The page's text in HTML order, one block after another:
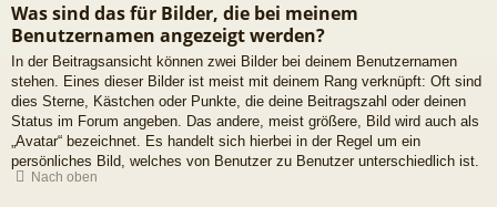
Was sind das für Bilder, die bei meinem
Benutzernamen angezeigt werden?
In der Beitragsansicht können zwei Bilder bei deinem Benutzernamen
stehen. Eines dieser Bilder ist meist mit deinem Rang verknüpft: Oft sind
dies Sterne, Kästchen oder Punkte, die deine Beitragszahl oder deinen
Status im Forum angeben. Das andere, meist größere, Bild wird auch als
„Avatar“ bezeichnet. Es handelt sich hierbei in der Regel um ein
persönliches Bild, welches von Benutzer zu Benutzer unterschiedlich ist.
Nach oben